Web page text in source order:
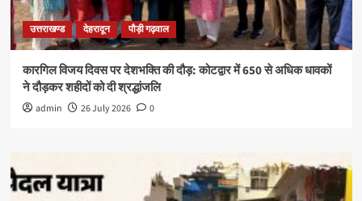
उत्तराखण्ड देहरादून पौड़ी गढ़वाल
कारगिल विजय दिवस पर देशभक्ति की दौड़: कोटद्वार में 650 से अधिक धावकों
ने दौड़कर शहीदों को दी श्रद्धांजलि
admin 26 July 2026 0